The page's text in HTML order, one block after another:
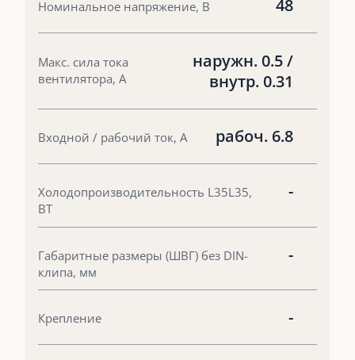
Номинальное напряжение, В 48
Макс. сила тока
вентилятора, А
наружн. 0.5 /
внутр. 0.31
Входной / рабочий ток, А рабоч. 6.8
Холодопроизводительность L35L35,
ВТ
-
Габаритные размеры (ШВГ) без DIN-
клипа, мм
-
Крепление -